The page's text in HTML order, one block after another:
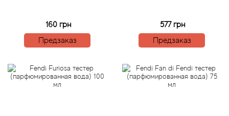
160 грн
Предзаказ
577 грн
Предзаказ
Benetton